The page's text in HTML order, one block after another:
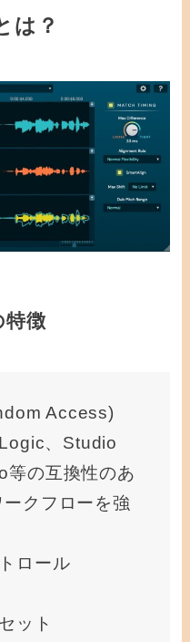
は？
徴
Access)
、Studio
の互換性のあ
クフローを強
ロール
ット